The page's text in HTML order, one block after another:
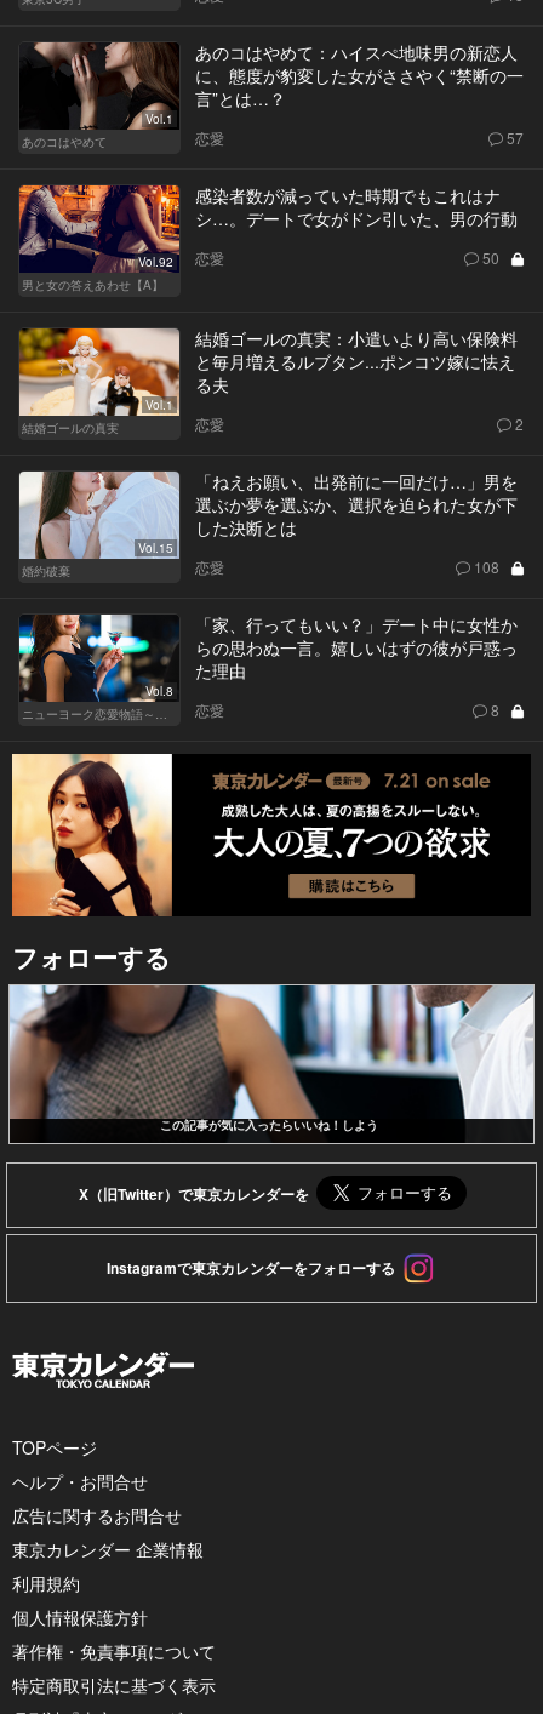
Vol.1
あのコはやめて
あのコはやめて：ハイスぺ地味男の新恋人
に、態度が豹変した女がささやく“禁断の一
言”とは…？
恋愛 57
Vol.92
男と女の答えあわせ【A】
感染者数が減っていた時期でもこれはナ
シ…。デートで女がドン引いた、男の行動
恋愛 50
Vol.1
結婚ゴールの真実
結婚ゴールの真実：小遣いより高い保険料
と毎月増えるルブタン...ポンコツ嫁に怯え
る夫
恋愛 2
Vol.15
婚約破棄
「ねえお願い、出発前に一回だけ…」男を
選ぶか夢を選ぶか、選択を迫られた女が下
した決断とは
恋愛 108
Vol.8
「家、行ってもいい？」デート中に女性か
らの思わぬ一言。嬉しいはずの彼が戸惑っ
た理由
恋愛 8
フォローする
この記事が気に入ったらいいね！しよう
X（旧Twitter）で東京カレンダーを
Instagramで東京カレンダーをフォローする
TOPページ
ヘルプ・お問合せ
広告に関するお問合せ
東京カレンダー 企業情報
利用規約
個人情報保護方針
著作権・免責事項について
特定商取引法に基づく表示